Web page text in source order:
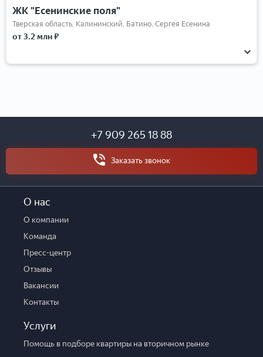
ЖК "Есенинские поля"
Тверская область, Калининский, Батино, Сергея Есенина
от 3.2 млн ₽
+7 909 265 18 88
Заказать звонок
О нас
О компании
Команда
Пресс-центр
Отзывы
Вакансии
Контакты
Услуги
Помощь в подборе квартиры на вторичном рынке